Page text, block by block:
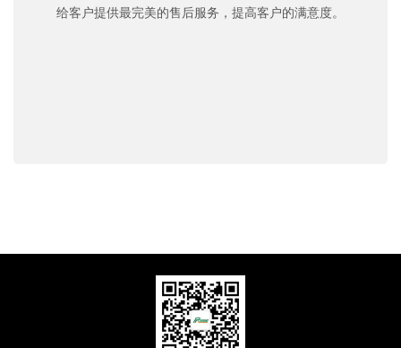
给客户提供最完美的售后服务，提高客户的满意度。